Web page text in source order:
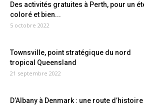
Des activités gratuites à Perth, pour un
coloré et bien...
5 octobre 2022
Townsville, point stratégique du nord
tropical Queensland
21 septembre 2022
D’Albany à Denmark : une route